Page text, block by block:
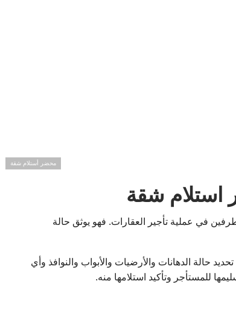
محضر أستلام شقة
استلام شقة
في عملية تأجير العقارات. فهو يوثق حالة
حالة الدهانات والأرضيات والأبواب والنوافذ وأي
للمستأجر وتأكيد استلامها منه.